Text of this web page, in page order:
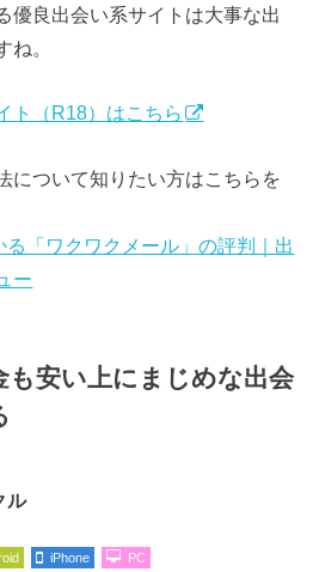
優良出会い系サイトは大事な出
ね。
ト（R18）はこちら
について知りたい方はこちらを
「ワクワクメール」の評判｜出
ー
も安い上にまじめな出会
ル
iPhone PC